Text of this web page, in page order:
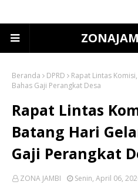
Beranda DPRD
Rapat Lintas
Bahas Gaji Perangkat Desa
Rapat Lintas
Batang Hari
Gaji Perangkat
ZONA JAMBI Senin, April 06,